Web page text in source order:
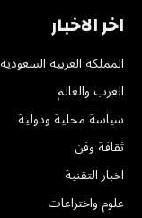
اخر الاخبار
المملكة العربية السعودية
العرب والعالم
سياسة محلية ودولية
ثقافة وفن
اخبار التقنية
علوم واختراعات